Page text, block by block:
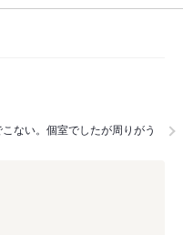
ない。個室でしたが周りがう